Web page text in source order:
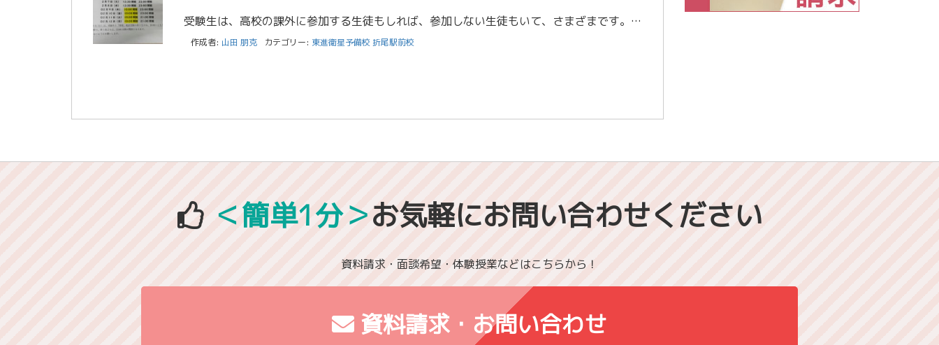
受験生は、高校の課外に参加する生徒もしれば、参加しない生徒もいて、さまざまです。 東進折尾駅前校では、多くの受験生のニーズにこたえるために、2月は開館時間を変更して対応中です。「こうしてほしい！」という相談があれば山田ま […]
作成者: 山田 朋克 カテゴリー: 東進衛星予備校 折尾駅前校
＜簡単1分＞お気軽にお問い合わせください
資料請求・面談希望・体験授業などはこちらから！
資料請求・お問い合わせ